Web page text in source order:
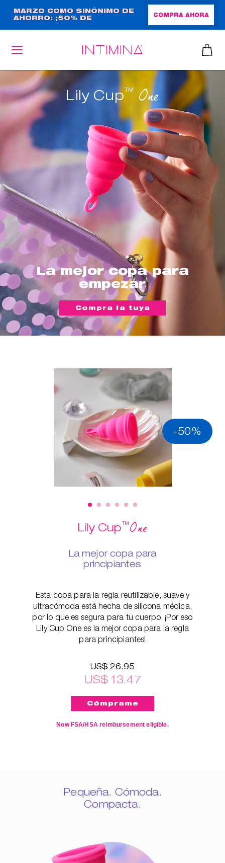
contenido
principal
MARZO COMO SINÓNIMO DE
AHORRO: ¡50% DE
TAMAÑO NORMAL!
COMPRA AHORA
La mejor copa para
empezar
Lily Cup™One
Compra la tuya
-50%
Lily Cup™One
La mejor copa para
principiantes
Esta copa para la regla reutilizable, suave y
ultracómoda está hecha de silicona médica,
por lo que es segura para tu cuerpo. ¡Por eso
Lily Cup One es la mejor copa para la regla
para principiantes!
US$ 26.95
US$ 13.47
Now FSA/HSA reimbursement eligible.
Pequeña. Cómoda.
Compacta.